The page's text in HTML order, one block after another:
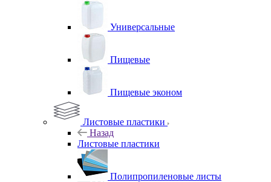
Универсальные
Пищевые
Пищевые эконом
Листовые пластики
Назад
Листовые пластики
Полипропиленовые листы